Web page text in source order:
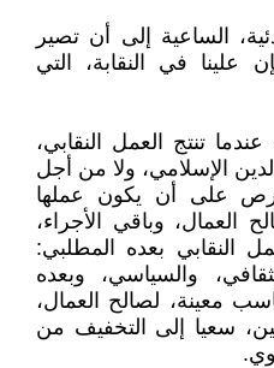
الساعية إلى أن تصير
علينا في النقابة، التي
عندما تنتج العمل النقابي،
الإسلامي، ولا من أجل
على أن يكون عملها
العمال، وباقي الأجراء،
النقابي بعده المطلبي:
والسياسي، وبعده
معينة، لصالح العمال،
سعيا إلى التخفيف من